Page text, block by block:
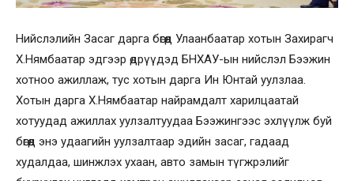
Нийслэлийн Засаг дарга бөгөөд Улаанбаатар хотын Захирагч
Х.Нямбаатар эдгээр өдрүүдэд БНХАУ-ын нийслэл Бээжин
хотноо ажиллаж, тус хотын дарга Ин Юнтай уулзлаа.
Хотын дарга Х.Нямбаатар найрамдалт харилцаатай
хотуудад ажиллах уулзалтуудаа Бээжингээс эхлүүлж буй
бөгөөд энэ удаагийн уулзалтаар эдийн засаг, гадаад
худалдаа, шинжлэх ухаан, авто замын түгжрэлийг